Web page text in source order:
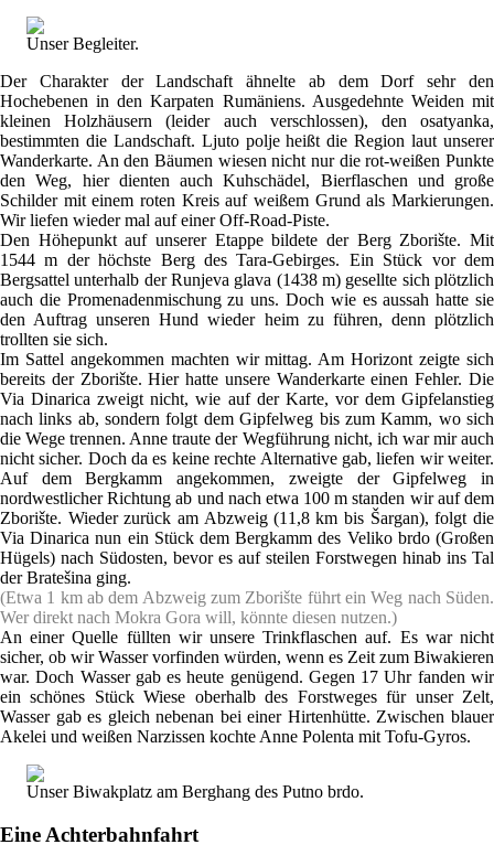
Unser Begleiter.
Der Charakter der Landschaft ähnelte ab dem Dorf sehr den
Hochebenen in den Karpaten Rumäniens. Ausgedehnte Weiden mit
kleinen Holzhäusern (leider auch verschlossen), den osatyanka,
bestimmten die Landschaft. Ljuto polje heißt die Region laut unserer
Wanderkarte. An den Bäumen wiesen nicht nur die rot-weißen Punkte
den Weg, hier dienten auch Kuhschädel, Bierflaschen und große
Schilder mit einem roten Kreis auf weißem Grund als Markierungen.
Wir liefen wieder mal auf einer Off-Road-Piste.
Den Höhepunkt auf unserer Etappe bildete der Berg Zborište. Mit
1544 m der höchste Berg des Tara-Gebirges. Ein Stück vor dem
Bergsattel unterhalb der Runjeva glava (1438 m) gesellte sich plötzlich
auch die Promenadenmischung zu uns. Doch wie es aussah hatte sie
den Auftrag unseren Hund wieder heim zu führen, denn plötzlich
trollten sie sich.
Im Sattel angekommen machten wir mittag. Am Horizont zeigte sich
bereits der Zborište. Hier hatte unsere Wanderkarte einen Fehler. Die
Via Dinarica zweigt nicht, wie auf der Karte, vor dem Gipfelanstieg
nach links ab, sondern folgt dem Gipfelweg bis zum Kamm, wo sich
die Wege trennen. Anne traute der Wegführung nicht, ich war mir auch
nicht sicher. Doch da es keine rechte Alternative gab, liefen wir weiter.
Auf dem Bergkamm angekommen, zweigte der Gipfelweg in
nordwestlicher Richtung ab und nach etwa 100 m standen wir auf dem
Zborište. Wieder zurück am Abzweig (11,8 km bis Šargan), folgt die
Via Dinarica nun ein Stück dem Bergkamm des Veliko brdo (Großen
Hügels) nach Südosten, bevor es auf steilen Forstwegen hinab ins Tal
der Bratešina ging.
(Etwa 1 km ab dem Abzweig zum Zborište führt ein Weg nach Süden.
Wer direkt nach Mokra Gora will, könnte diesen nutzen.)
An einer Quelle füllten wir unsere Trinkflaschen auf. Es war nicht
sicher, ob wir Wasser vorfinden würden, wenn es Zeit zum Biwakieren
war. Doch Wasser gab es heute genügend. Gegen 17 Uhr fanden wir
ein schönes Stück Wiese oberhalb des Forstweges für unser Zelt,
Wasser gab es gleich nebenan bei einer Hirtenhütte. Zwischen blauer
Akelei und weißen Narzissen kochte Anne Polenta mit Tofu-Gyros.
Unser Biwakplatz am Berghang des Putno brdo.
Eine Achterbahnfahrt